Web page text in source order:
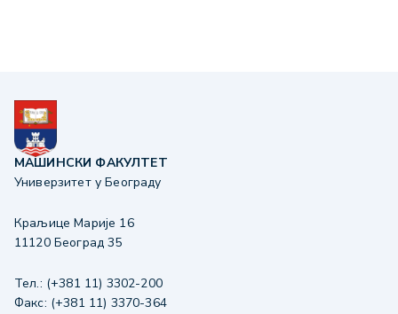
МАШИНСКИ ФАКУЛТЕТ
Универзитет у Београду
Краљице Марије 16
11120 Београд 35
Тел.: (+381 11) 3302-200
Факс: (+381 11) 3370-364